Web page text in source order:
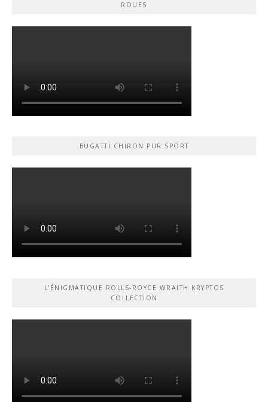
ROUES
BUGATTI CHIRON PUR SPORT
L’ÉNIGMATIQUE ROLLS-ROYCE WRAITH KRYPTOS
COLLECTION